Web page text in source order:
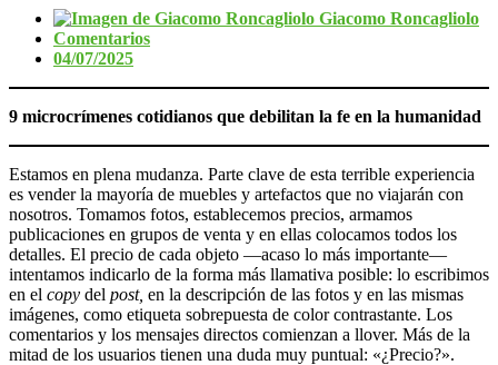
Giacomo Roncagliolo
Comentarios
04/07/2025
9 microcrímenes cotidianos que debilitan la fe en la humanidad
Estamos en plena mudanza. Parte clave de esta terrible experiencia
es vender la mayoría de muebles y artefactos que no viajarán con
nosotros. Tomamos fotos, establecemos precios, armamos
publicaciones en grupos de venta y en ellas colocamos todos los
detalles. El precio de cada objeto —acaso lo más importante—
intentamos indicarlo de la forma más llamativa posible: lo escribimos
en el copy del post, en la descripción de las fotos y en las mismas
imágenes, como etiqueta sobrepuesta de color contrastante. Los
comentarios y los mensajes directos comienzan a llover. Más de la
mitad de los usuarios tienen una duda muy puntual: «¿Precio?».